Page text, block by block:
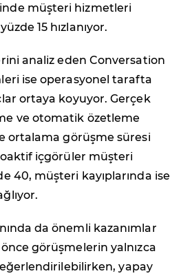
müşteri hizmetleri
15 hızlanıyor.
analiz eden Conversation
ise operasyonel tarafta
ortaya koyuyor. Gerçek
ve otomatik özetleme
ortalama görüşme süresi
içgörüler müşteri
40, müşteri kayıplarında ise
da önemli kazanımlar
görüşmelerin yalnızca
yapay